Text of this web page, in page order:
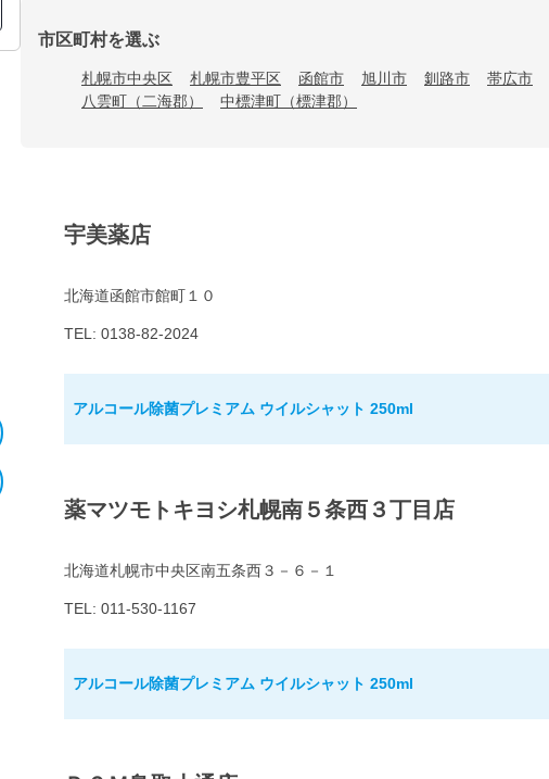
市区町村を選ぶ
札幌市中央区 札幌市豊平区 函館市 旭川市 釧路市 帯広市
八雲町（二海郡）
中標津町（標津郡）
宇美薬店
北海道函館市館町１０
TEL: 0138-82-2024
アルコール除菌プレミアム ウイルシャット 250ml
薬マツモトキヨシ札幌南５条西３丁目店
北海道札幌市中央区南五条西３－６－１
TEL: 011-530-1167
アルコール除菌プレミアム ウイルシャット 250ml